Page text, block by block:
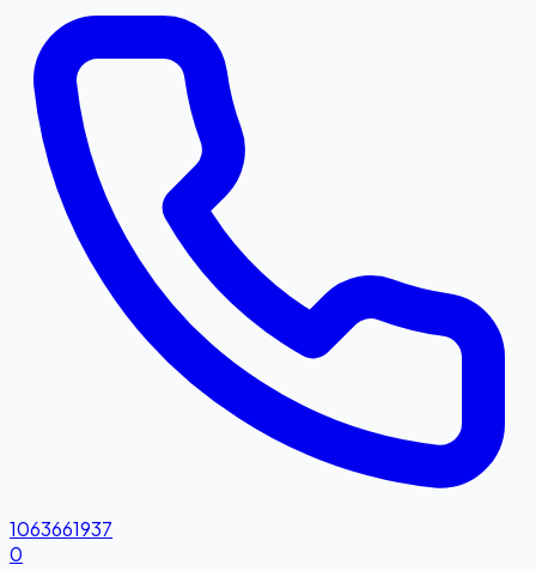
1063661937
0